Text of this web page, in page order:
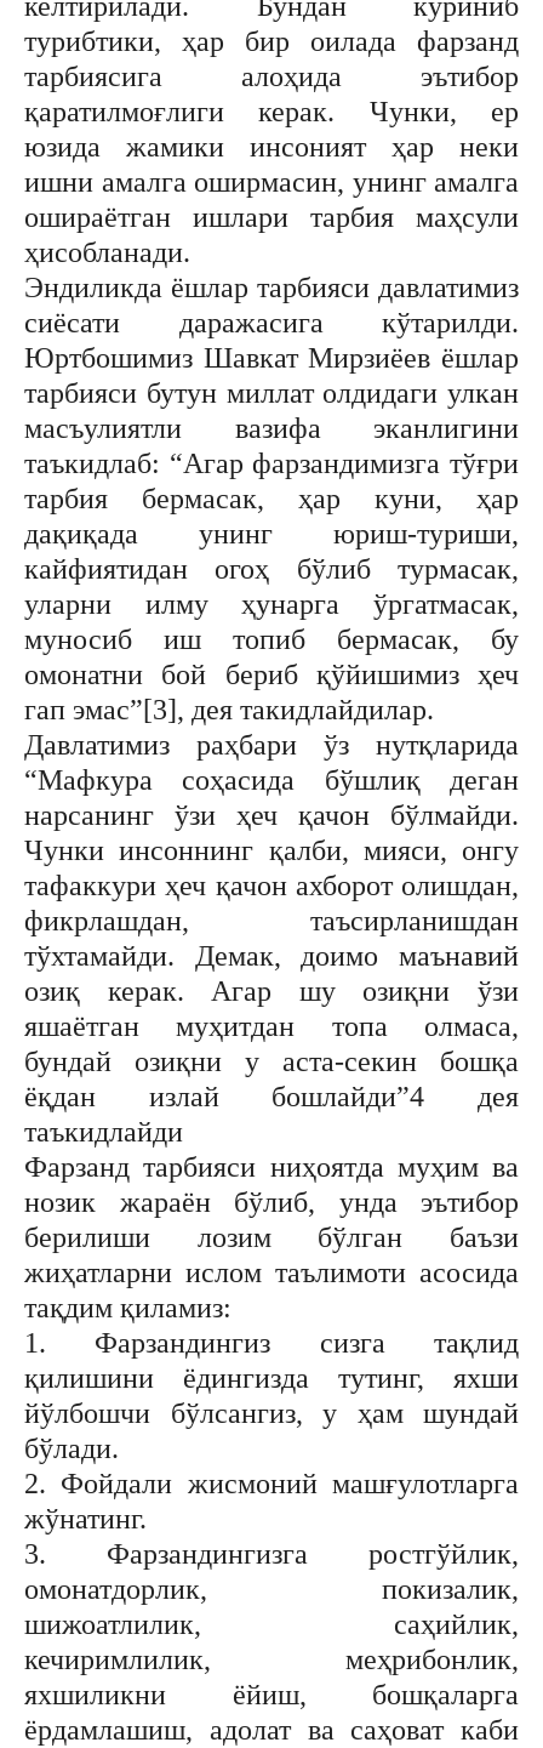
турибтики, ҳар бир оилада фарзанд
тарбиясига алоҳида эътибор
қаратилмоғлиги керак. Чунки, ер
юзида жамики инсоният ҳар неки
ишни амалга оширмасин, унинг амалга
ошираётган ишлари тарбия маҳсули
ҳисобланади.
Эндиликда ёшлар тарбияси давлатимиз
сиёсати даражасига кўтарилди.
Юртбошимиз Шавкат Мирзиёев ёшлар
тарбияси бутун миллат олдидаги улкан
масъулиятли вазифа эканлигини
таъкидлаб: “Агар фарзандимизга тўғри
тарбия бермасак, ҳар куни, ҳар
дақиқада унинг юриш-туриши,
кайфиятидан огоҳ бўлиб турмасак,
уларни илму ҳунарга ўргатмасак,
муносиб иш топиб бермасак, бу
омонатни бой бериб қўйишимиз ҳеч
гап эмас”[3], дея такидлайдилар.
Давлатимиз раҳбари ўз нутқларида
“Мафкура соҳасида бўшлиқ деган
нарсанинг ўзи ҳеч қачон бўлмайди.
Чунки инсоннинг қалби, мияси, онгу
тафаккури ҳеч қачон ахборот олишдан,
фикрлашдан, таъсирланишдан
тўхтамайди. Демак, доимо маънавий
озиқ керак. Агар шу озиқни ўзи
яшаётган муҳитдан топа олмаса,
бундай озиқни у аста-секин бошқа
ёқдан излай бошлайди”4 дея
таъкидлайди
Фарзанд тарбияси ниҳоятда муҳим ва
нозик жараён бўлиб, унда эътибор
берилиши лозим бўлган баъзи
жиҳатларни ислом таълимоти асосида
тақдим қиламиз:
1. Фарзандингиз сизга тақлид
қилишини ёдингизда тутинг, яхши
йўлбошчи бўлсангиз, у ҳам шундай
бўлади.
2. Фойдали жисмоний машғулотларга
жўнатинг.
3. Фарзандингизга ростгўйлик,
омонатдорлик, покизалик,
шижоатлилик, саҳийлик,
кечиримлилик, меҳрибонлик,
яхшиликни ёйиш, бошқаларга
ёрдамлашиш, адолат ва саҳоват каби